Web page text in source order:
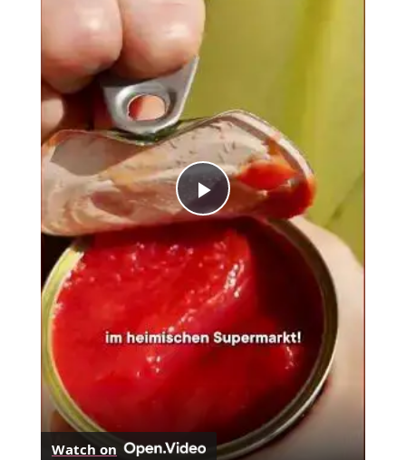
Play
Video
Watch on